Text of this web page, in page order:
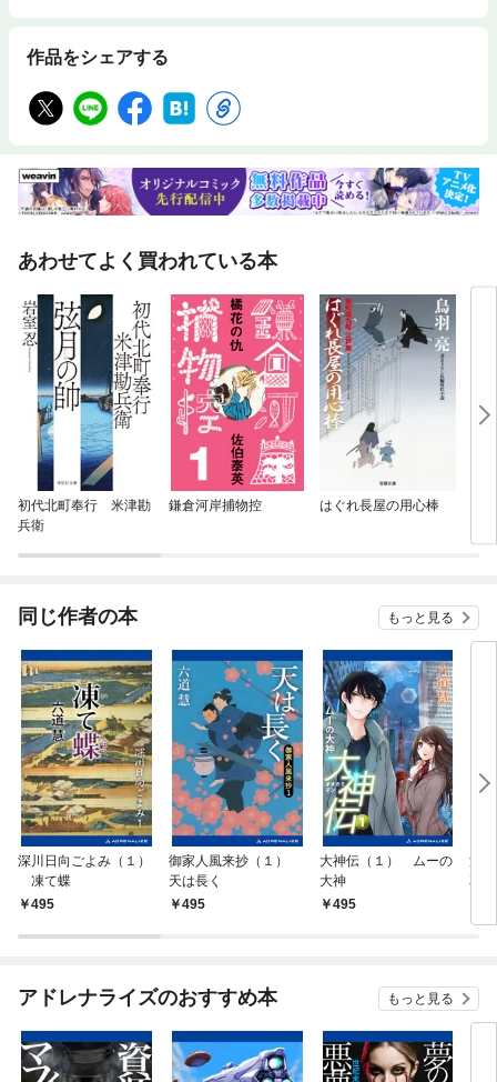
作品をシェアする
あわせてよく買われている本
初代北町奉行 米津勘
兵衛
鎌倉河岸捕物控 はぐれ長屋の用心棒
同じ作者の本 もっと見る
深川日向ごよみ（１）
凍て蝶
495
御家人風来抄（１）
天は長く
495
大神伝（１） ムーの
大神
495
浦
花
アドレナライズのおすすめ本 もっと見る